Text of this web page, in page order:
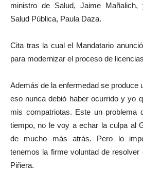
ministro de Salud, Jaime
Salud Pública, Paula Daza.
Cita tras la cual el Mandatario
para modernizar el proceso de
Además de la enfermedad se produce
eso nunca debió haber ocurrido y yo
mis compatriotas. Este un problema
tiempo, no le voy a echar la culpa al
de mucho más atrás. Pero lo
tenemos la firme voluntad de resolver
Piñera.